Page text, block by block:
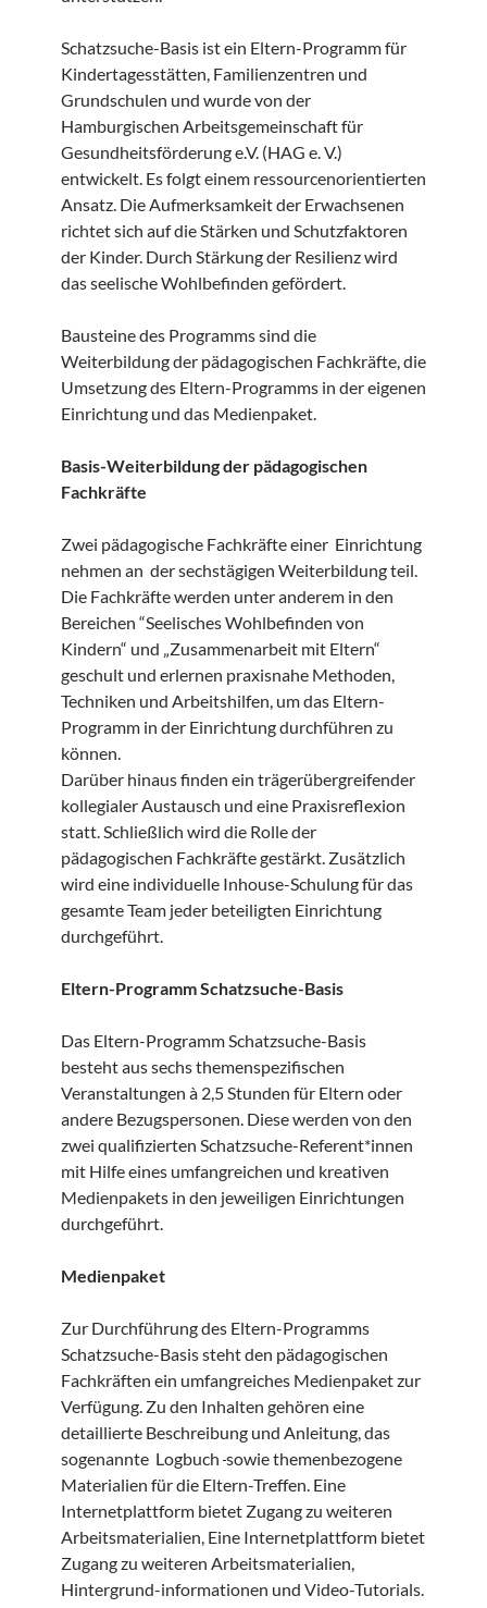
Schatzsuche-Basis ist ein Eltern-Programm für
Kindertagesstätten, Familienzentren und
Grundschulen und wurde von der
Hamburgischen Arbeitsgemeinschaft für
Gesundheitsförderung e.V. (HAG e. V.)
entwickelt. Es folgt einem ressourcenorientierten
Ansatz. Die Aufmerksamkeit der Erwachsenen
richtet sich auf die Stärken und Schutzfaktoren
der Kinder. Durch Stärkung der Resilienz wird
das seelische Wohlbefinden gefördert.
Bausteine des Programms sind die
Weiterbildung der pädagogischen Fachkräfte, die
Umsetzung des Eltern-Programms in der eigenen
Einrichtung und das Medienpaket.
Basis-Weiterbildung der pädagogischen
Fachkräfte
Zwei pädagogische Fachkräfte einer Einrichtung
nehmen an der sechstägigen Weiterbildung teil.
Die Fachkräfte werden unter anderem in den
Bereichen “Seelisches Wohlbefinden von
Kindern“ und „Zusammenarbeit mit Eltern“
geschult und erlernen praxisnahe Methoden,
Techniken und Arbeitshilfen, um das Eltern-
Programm in der Einrichtung durchführen zu
können.
Darüber hinaus finden ein trägerübergreifender
kollegialer Austausch und eine Praxisreflexion
statt. Schließlich wird die Rolle der
pädagogischen Fachkräfte gestärkt. Zusätzlich
wird eine individuelle Inhouse-Schulung für das
gesamte Team jeder beteiligten Einrichtung
durchgeführt.
Eltern-Programm Schatzsuche-Basis
Das Eltern-Programm Schatzsuche-Basis
besteht aus sechs themenspezifischen
Veranstaltungen à 2,5 Stunden für Eltern oder
andere Bezugspersonen. Diese werden von den
zwei qualifizierten Schatzsuche-Referent*innen
mit Hilfe eines umfangreichen und kreativen
Medienpakets in den jeweiligen Einrichtungen
durchgeführt.
Medienpaket
Zur Durchführung des Eltern-Programms
Schatzsuche-Basis steht den pädagogischen
Fachkräften ein umfangreiches Medienpaket zur
Verfügung. Zu den Inhalten gehören eine
detaillierte Beschreibung und Anleitung, das
sogenannte Logbuch sowie themenbezogene
Materialien für die Eltern-Treffen. Eine
Internetplattform bietet Zugang zu weiteren
Arbeitsmaterialien, Eine Internetplattform bietet
Zugang zu weiteren Arbeitsmaterialien,
Hintergrund-informationen und Video-Tutorials.